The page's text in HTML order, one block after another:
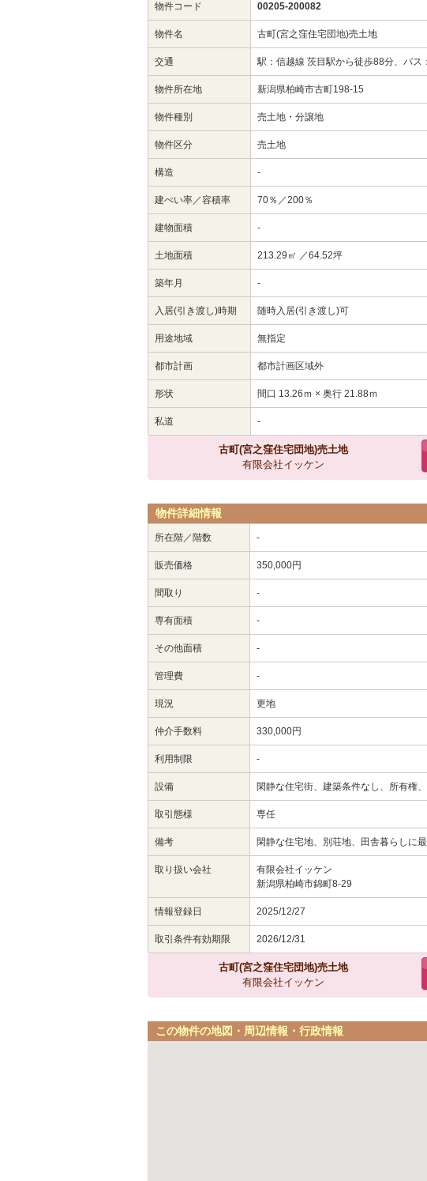
物件コード 00205-200082
物件名 古町(宮之窪住宅団地)売土地
交通 駅：信越線 茨目駅から徒歩88分、バス
物件所在地 新潟県柏崎市古町198-15
物件種別 売土地・分譲地
物件区分 売土地
構造 -
建ぺい率／容積率 70％／200％
建物面積 -
土地面積 213.29㎡ ／64.52坪
築年月 -
入居(引き渡し)時期 随時入居(引き渡し)可
用途地域 無指定
都市計画 都市計画区域外
形状 間口 13.26ｍ × 奥行 21.88ｍ
私道 -
古町(宮之窪住宅団地)売土地
有限会社イッケン
物件詳細情報
所在階／階数 -
販売価格 350,000円
間取り -
専有面積 -
その他面積 -
管理費 -
現況 更地
仲介手数料 330,000円
利用制限 -
設備 閑静な住宅街、建築条件なし、所有権
取引態様 専任
備考 閑静な住宅地、別荘地、田舎暮らしに最
取り扱い会社
有限会社イッケン
新潟県柏崎市錦町8-29
情報登録日 2025/12/27
取引条件有効期限 2026/12/31
古町(宮之窪住宅団地)売土地
有限会社イッケン
この物件の地図・周辺情報・行政情報